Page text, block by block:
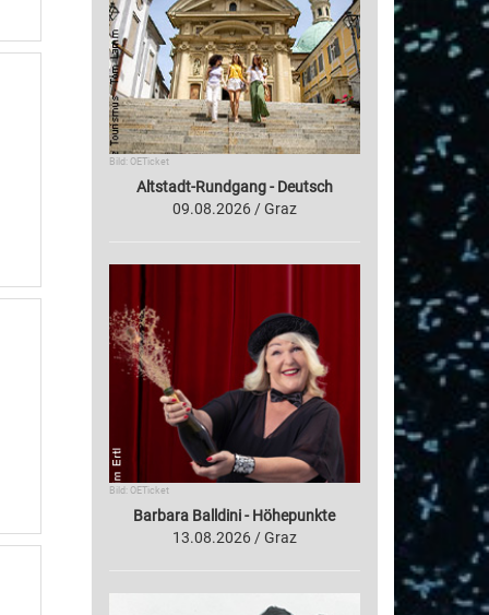
Bild: OETicket
Altstadt-Rundgang - Deutsch
09.08.2026 / Graz
Bild: OETicket
Barbara Balldini - Höhepunkte
13.08.2026 / Graz